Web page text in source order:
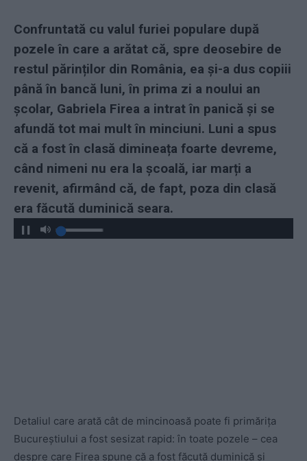
Confruntată cu valul furiei populare după
pozele în care a arătat că, spre deosebire de
restul părinților din România, ea și-a dus copiii
până în bancă luni, în prima zi a noului an
școlar, Gabriela Firea a intrat în panică și se
afundă tot mai mult în minciuni. Luni a spus
că a fost în clasă dimineața foarte devreme,
când nimeni nu era la școală, iar marți a
revenit, afirmând că, de fapt, poza din clasă
era făcută duminică seara.
Detaliul care arată cât de mincinoasă poate fi primărița
Bucureștiului a fost sesizat rapid: în toate pozele – cea
despre care Firea spune că a fost făcută duminică și